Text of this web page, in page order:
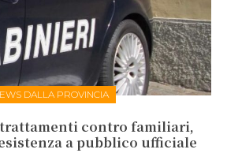
DALLA PROVINCIA
contro familiari,
a pubblico ufficiale